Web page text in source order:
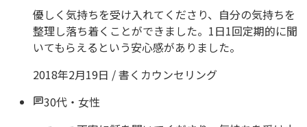
優しく気持ちを受け入れてくださり、自分の気持ちを
整理し落ち着くことができました。1日1回定期的に聞
いてもらえるという安心感がありました。
2018年2月19日 /書くカウンセリング
30代 ・ 女性